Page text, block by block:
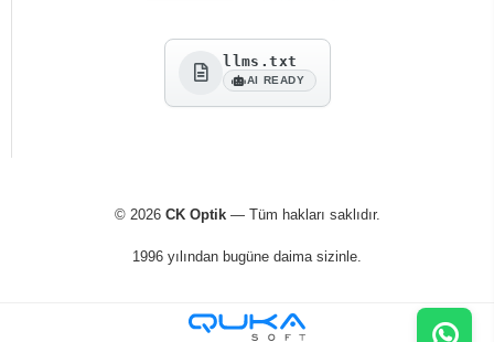
llms.txt
AI READY
© 2026 CK Optik— Tüm hakları saklıdır.
1996 yılından bugüne daima sizinle.